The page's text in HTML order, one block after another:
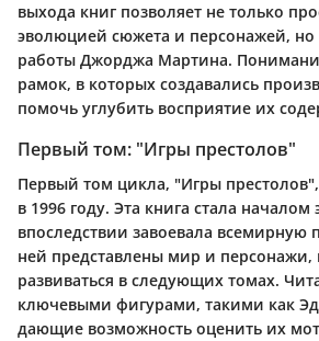
выхода книг позволяет не только
эволюцией сюжета и персонажей,
работы Джорджа Мартина.
рамок, в которых создавались
помочь углубить восприятие их
Первый том: "Игры престолов"
Первый том цикла, "Игры престолов"
в 1996 году. Эта книга стала началом
впоследствии завоевала всемирную
ней представлены мир и персонажи,
развиваться в следующих томах.
ключевыми фигурами, такими как
дающие возможность оценить их